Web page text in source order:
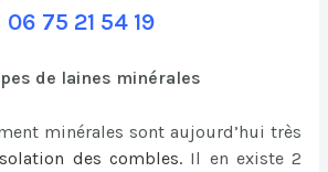
06 75 21 54 19
de laines minérales
minérales sont aujourd’hui très
des combles. Il en existe 2